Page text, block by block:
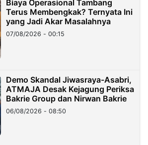
Biaya Operasional Tambang
Terus Membengkak? Ternyata Ini
yang Jadi Akar Masalahnya
07/08/2026 - 00:15
Demo Skandal Jiwasraya-Asabri,
ATMAJA Desak Kejagung Periksa
Bakrie Group dan Nirwan Bakrie
06/08/2026 - 08:50